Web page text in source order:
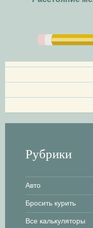
и
я
Рубрики
Авто
Бросить курить
Все калькуляторы